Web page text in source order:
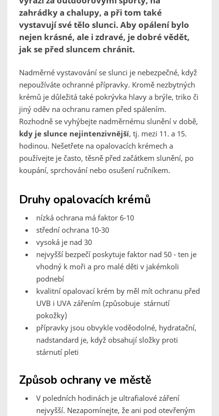
zahrádky a chalupy, a při tom také
vystavují své tělo slunci. Aby opálení bylo
nejen krásné, ale i zdravé, je dobré vědět,
jak se před sluncem chránit.
Nadměrné vystavování se slunci je nebezpečné, když
nepoužíváte ochranné přípravky. Kromě nezbytných
krémů je důležitá také pokrývka hlavy a brýle, triko či
jiný oděv na ochranu ramen před spálením.
Rozhodně se vyhýbejte nadměrnému slunění v době,
kdy je slunce nejintenzivnější, tj. mezi 11. a 15.
hodinou. Nešetřete na opalovacích krémech a
používejte je často, těsně před začátkem slunění, po
koupání, sprchování nebo osušení ručníkem.
Druhy opalovacích krémů
nízká ochrana má faktor 6-10
střední ochrana 10-30
vysoká je nad 30
nejvyšší bezpečí poskytuje faktor nad 50 - ten je
vhodný k moři a pro malé děti v jakémkoli
podnebí
kvalitní opalovací krém by měl mít ochranu před
UVB i UVA zářením (způsobuje stárnutí
pokožky)
přípravky jsou obvykle voděodolné, hydratační,
nadstandard je, když obsahují složky proti
stárnutí pleti
Způsob ochrany ve městě
V poledních hodinách je ultrafialové záření
nejvyšší. Nezapomínejte, že ani pod otevřeným